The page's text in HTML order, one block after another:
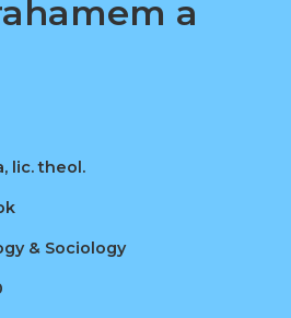
a
lic. theol.
& Sociology